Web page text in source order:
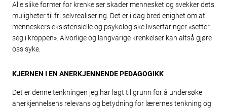
Alle slike former for krenkelser skader mennesket og svekker dets
muligheter til fri selvrealisering. Det er i dag bred enighet om at
menneskers eksistensielle og psykologiske livserfaringer «setter
seg i kroppen». Alvorlige og langvarige krenkelser kan altså gjøre
oss syke.
KJERNEN I EN ANERKJENNENDE PEDAGOGIKK
Det er denne tenkningen jeg har lagt til grunn for å undersøke
anerkjennelsens relevans og betydning for lærernes tenkning og